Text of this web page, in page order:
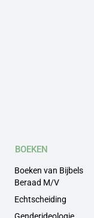
BOEKEN
Boeken van Bijbels
Beraad M/V
Echtscheiding